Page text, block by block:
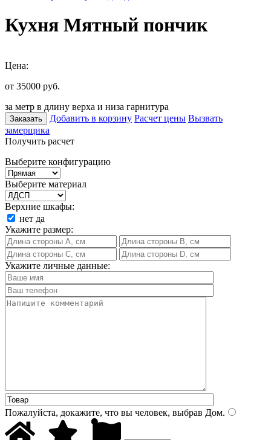
Кухня Мятный пончик
Цена:
от 35000 руб.
за метр в длину верха и низа гарнитура
Заказать Добавить в корзину Расчет цены Вызвать
замерщика
Получить расчет
Выберите конфигурацию
Выберите материал
Верхние шкафы:
нет да
Укажите размер:
Укажите личные данные:
Пожалуйста, докажите, что вы человек, выбрав Дом.